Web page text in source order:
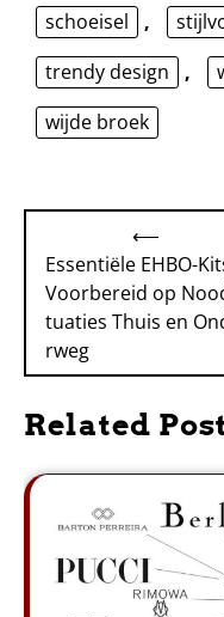
schoeisel
,
trendy design
,
wijde broek
navigatie
⟵
Essentiële EHBO-
Voorbereid op
tuaties Thuis en
rweg
Related